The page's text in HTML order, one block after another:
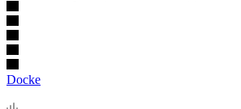
Docke